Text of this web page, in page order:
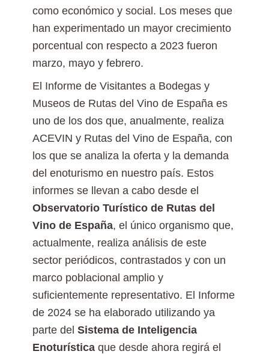
como económico y social. Los meses que
han experimentado un mayor crecimiento
porcentual con respecto a 2023 fueron
marzo, mayo y febrero.
El Informe de Visitantes a Bodegas y
Museos de Rutas del Vino de España es
uno de los dos que, anualmente, realiza
ACEVIN y Rutas del Vino de España, con
los que se analiza la oferta y la demanda
del enoturismo en nuestro país. Estos
informes se llevan a cabo desde el
Observatorio Turístico de Rutas del
Vino de España, el único organismo que,
actualmente, realiza análisis de este
sector periódicos, contrastados y con un
marco poblacional amplio y
suficientemente representativo. El Informe
de 2024 se ha elaborado utilizando ya
parte del Sistema de Inteligencia
Enoturística que desde ahora regirá el